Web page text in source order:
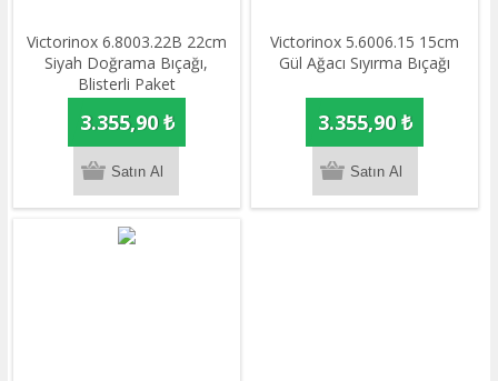
​​​​​​​​​​​​​​​​​​​​​​​​​​​​​​​​​​Victorinox 6.8003.22B 22cm
Siyah Doğrama Bıçağı,
Blisterli Paket
3.355,90 ₺
Victorinox 5.6006.15 15cm
Gül Ağacı Sıyırma Bıçağı
3.355,90 ₺